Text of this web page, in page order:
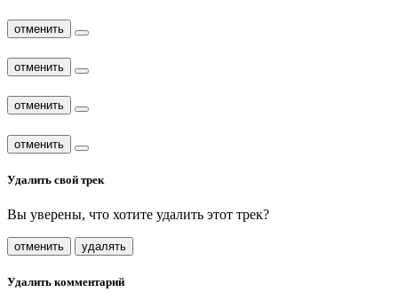
отменить
отменить
отменить
отменить
Удалить свой трек
Вы уверены, что хотите удалить этот трек?
отменить удалять
Удалить комментарий